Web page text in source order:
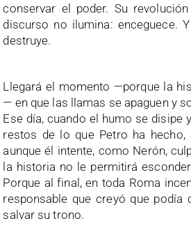
conservar el poder. Su
discurso no ilumina: enceguece.
destruye.
Llegará el momento —porque la
— en que las llamas se apaguen y
Ese día, cuando el humo se disipe
restos de lo que Petro ha hecho,
aunque él intente, como Nerón,
la historia no le permitirá
Porque al final, en toda Roma
responsable que creyó que podía
salvar su trono.